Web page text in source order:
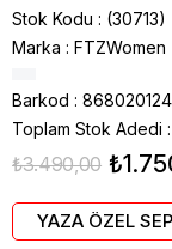
Stok Kodu
(30713)
Marka : FTZWomen
Barkod :
Toplam Stok Adedi :
₺3.490,00
YAZA ÖZEL